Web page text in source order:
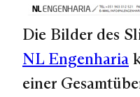
Die Bilder des
NL Engenharia
einer